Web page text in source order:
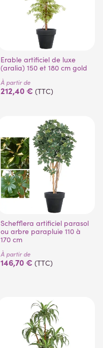
Erable artificiel de luxe
(aralia) 150 et 180 cm gold
À partir de
212,40 € (TTC)
Schefflera artificiel parasol
ou arbre parapluie 110 à
170 cm
À partir de
146,70 € (TTC)